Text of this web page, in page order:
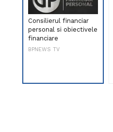
Consilierul financiar
personal si obiectivele
financiare
BPNEWS TV